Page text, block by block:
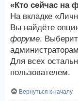
«Кто сейчас на
На вкладке
Вы найдёте
форуме.
Для всех
пользователем.
Вернуться к началу